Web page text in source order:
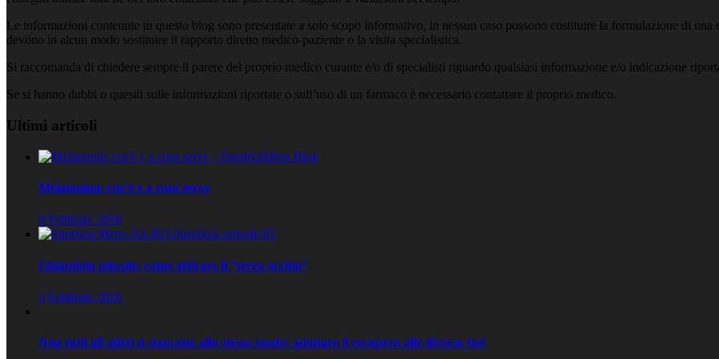
Le informazioni contenute in questo blog sono presentate a solo scopo informativo, in nessun caso possono costituire la formulazione di
devono in alcun modo sostituire il rapporto diretto medico-paziente o la visita specialistica.
Si raccomanda di chiedere sempre il parere del proprio medico curante e/o di specialisti riguardo qualsiasi informazione e/o indicazione
Se si hanno dubbi o quesiti sulle informazioni riportate o sull’uso di un farmaco è necessario contattare il proprio medico.
Ultimi articoli
Melatonina: cos’è e a cosa serve
9 Febbraio 2026
Ghiandola pineale: come attivare il “terzo occhio”
3 Febbraio 2026
Non tutti gli atleti si stancano allo stesso modo: adattare il recupero alle diverse fasi